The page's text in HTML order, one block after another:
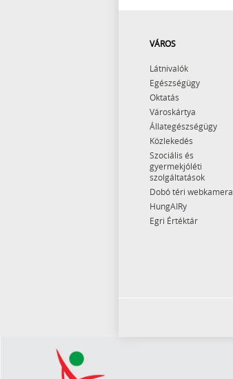
VÁROS
Látnivalók
Egészségügy
Oktatás
Városkártya
Állategészségügy
Közlekedés
Szociális és
gyermekjóléti
szolgáltatások
Dobó téri webkamera
HungAIRy
Egri Értéktár